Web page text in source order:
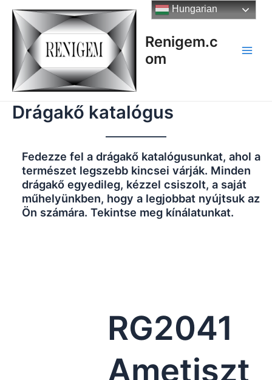
Skip
content
Renigem.c
om
Drágakő katalógus
Fedezze fel a drágakő katalógusunkat, ahol a
természet legszebb kincsei várják. Minden
drágakő egyedileg, kézzel csiszolt, a saját
műhelyünkben, hogy a legjobbat nyújtsuk az
Ön számára. Tekintse meg kínálatunkat.
RG2041
Ametiszt
Hungarian